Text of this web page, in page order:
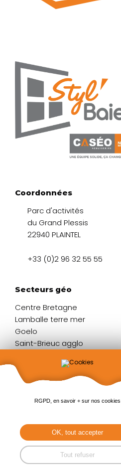
Coordonnées
Parc d'activités
du Grand Plessis
22940 PLAINTEL
+33 (0)2 96 32 55 55
Secteurs géo
Centre Bretagne
Lamballe terre mer
Goelo
Saint-Brieuc agglo
Liens rapides
Portes d'entrée
Baies coulissantes
Portails & clôtures
RGPD, en savoir + sur nos cookies
OK, tout accepter
Tout refuser